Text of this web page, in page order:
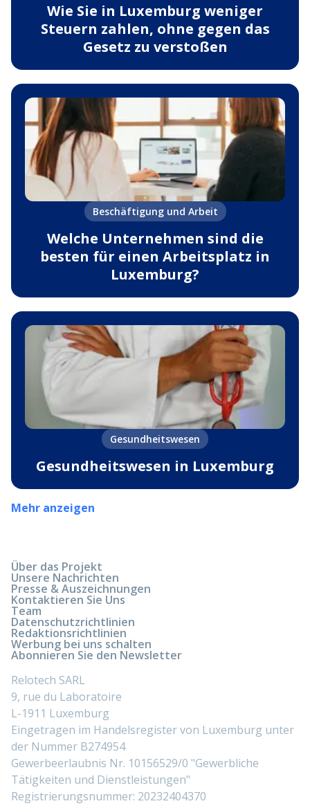
Wie Sie in Luxemburg weniger
Steuern zahlen, ohne gegen das
Gesetz zu verstoßen
Beschäftigung und Arbeit
Welche Unternehmen sind die
besten für einen Arbeitsplatz in
Luxemburg?
Gesundheitswesen
Gesundheitswesen in Luxemburg
Mehr anzeigen
Über das Projekt
Unsere Nachrichten
Presse & Auszeichnungen
Kontaktieren Sie Uns
Team
Datenschutzrichtlinien
Redaktionsrichtlinien
Werbung bei uns schalten
Abonnieren Sie den Newsletter
Relotech SARL
9, rue du Laboratoire
L-1911 Luxemburg
Eingetragen im Handelsregister von Luxemburg unter
der Nummer B274954
Gewerbeerlaubnis Nr. 10156529/0 "Gewerbliche
Tätigkeiten und Dienstleistungen"
Registrierungsnummer: 20232404370